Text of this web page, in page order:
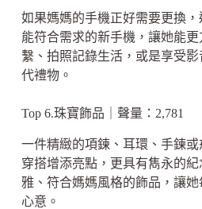
如果媽媽的手機正好需要更換
能符合需求的新手機，讓她能
繫、拍照記錄生活，或是享受
代禮物。
Top 6.珠寶飾品｜聲量：2,781
一件精緻的項鍊、耳環、手鍊
穿搭增添亮點，更具有雋永的
雅、符合媽媽風格的飾品，讓
心意。